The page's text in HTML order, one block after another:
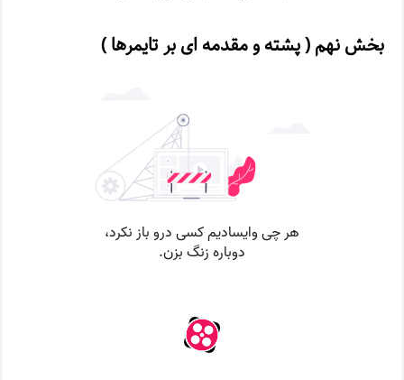
بخش نهم ( پشته و مقدمه ای بر تایمرها )